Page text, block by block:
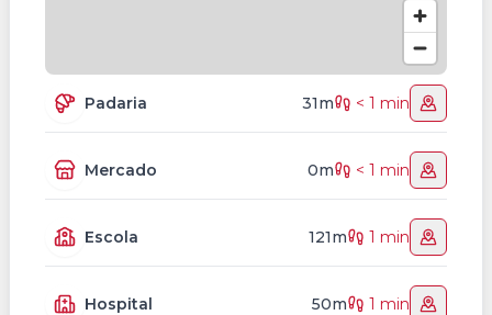
Padaria 31m < 1 min
Mercado 0m < 1 min
Escola 121m 1 min
Hospital 50m 1 min